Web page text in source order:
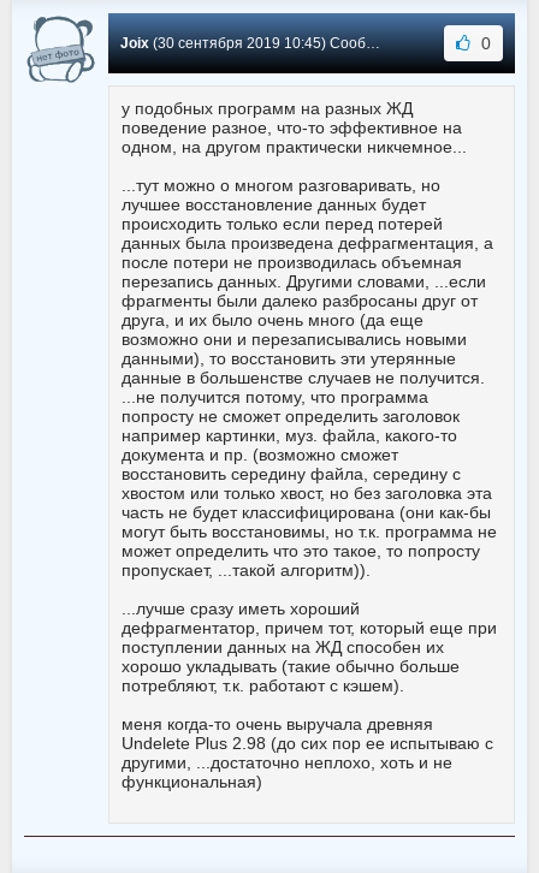
Joix(30 сентября 2019 10:45) Сообщение #21 0
у подобных программ на разных ЖД
поведение разное, что-то эффективное на
одном, на другом практически никчемное...
...тут можно о многом разговаривать, но
лучшее восстановление данных будет
происходить только если перед потерей
данных была произведена дефрагментация, а
после потери не производилась объемная
перезапись данных. Другими словами, ...если
фрагменты были далеко разбросаны друг от
друга, и их было очень много (да еще
возможно они и перезаписывались новыми
данными), то восстановить эти утерянные
данные в большенстве случаев не получится.
...не получится потому, что программа
попросту не сможет определить заголовок
например картинки, муз. файла, какого-то
документа и пр. (возможно сможет
восстановить середину файла, середину с
хвостом или только хвост, но без заголовка эта
часть не будет классифицирована (они как-бы
могут быть восстановимы, но т.к. программа не
может определить что это такое, то попросту
пропускает, ...такой алгоритм)).
...лучше сразу иметь хороший
дефрагментатор, причем тот, который еще при
поступлении данных на ЖД способен их
хорошо укладывать (такие обычно больше
потребляют, т.к. работают с кэшем).
меня когда-то очень выручала древняя
Undelete Plus 2.98 (до сих пор ее испытываю с
другими, ...достаточно неплохо, хоть и не
функциональная)